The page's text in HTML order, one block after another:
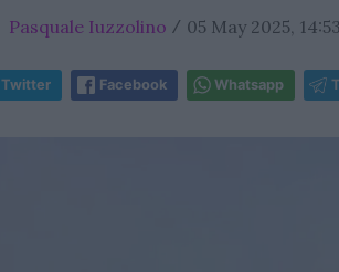
Pasquale Iuzzolino / 05 May 2025, 14:53
Twitter Facebook Whatsapp